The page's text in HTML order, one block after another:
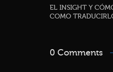
EL INSIGHT Y
COMO
0 Comments